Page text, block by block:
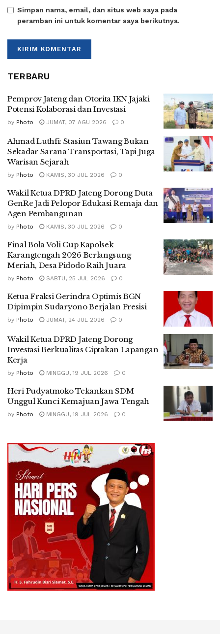
Simpan nama, email, dan situs web saya pada
peramban ini untuk komentar saya berikutnya.
TERBARU
Pemprov Jateng dan Otorita IKN Jajaki
Potensi Kolaborasi dan Investasi
by Photo JUMAT, 07 AGU 2026 0
Ahmad Luthfi: Stasiun Tawang Bukan
Sekadar Sarana Transportasi, Tapi Juga
Warisan Sejarah
by Photo KAMIS, 30 JUL 2026 0
Wakil Ketua DPRD Jateng Dorong Duta
GenRe Jadi Pelopor Edukasi Remaja dan
Agen Pembangunan
by Photo KAMIS, 30 JUL 2026 0
Final Bola Voli Cup Kapolsek
Karangtengah 2026 Berlangsung
Meriah, Desa Pidodo Raih Juara
by Photo SABTU, 25 JUL 2026 0
Ketua Fraksi Gerindra Optimis BGN
Dipimpin Sudaryono Berjalan Presisi
by Photo JUMAT, 24 JUL 2026 0
Wakil Ketua DPRD Jateng Dorong
Investasi Berkualitas Ciptakan Lapangan
Kerja
by Photo MINGGU, 19 JUL 2026 0
Heri Pudyatmoko Tekankan SDM
Unggul Kunci Kemajuan Jawa Tengah
by Photo MINGGU, 19 JUL 2026 0